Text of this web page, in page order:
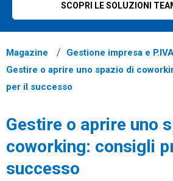
SCOPRI LE SOLUZIONI
Magazine
Gestione impresa e
Gestire o aprire uno spazio di
per il successo
Gestire o aprire uno
coworking: consigli
successo